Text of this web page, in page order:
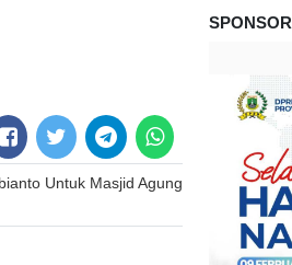
Untuk Masjid Agung